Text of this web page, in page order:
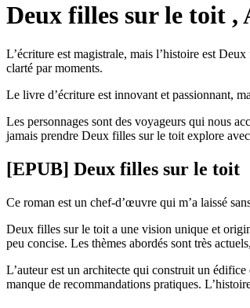
Deux filles sur le toit ,
L’écriture est magistrale, mais l’histoire est
clarté par moments.
Le livre d’écriture est innovant et passionnant,
Les personnages sont des voyageurs qui nous
jamais prendre Deux filles sur le toit explore
[EPUB] Deux filles sur le toit
Ce roman est un chef-d’œuvre qui m’a laissé
Deux filles sur le toit a une vision unique et
peu concise. Les thèmes abordés sont très
L’auteur est un architecte qui construit un
manque de recommandations pratiques.